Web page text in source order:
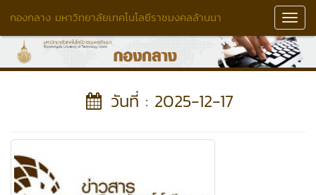
กองกลาง มหาวิทยาลัยเทคโนโลยีราชมงคลล้านนา
วันที่ : 2025-12-17